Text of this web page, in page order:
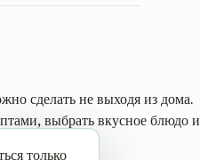
сделать не выходя из дома.
выбрать вкусное блюдо и
только